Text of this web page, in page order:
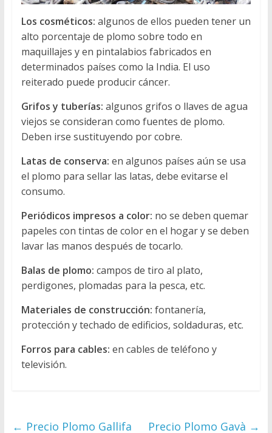
Los cosméticos: algunos de ellos pueden tener un
alto porcentaje de plomo sobre todo en
maquillajes y en pintalabios fabricados en
determinados países como la India. El uso
reiterado puede producir cáncer.
Grifos y tuberías: algunos grifos o llaves de agua
viejos se consideran como fuentes de plomo.
Deben irse sustituyendo por cobre.
Latas de conserva: en algunos países aún se usa
el plomo para sellar las latas, debe evitarse el
consumo.
Periódicos impresos a color: no se deben quemar
papeles con tintas de color en el hogar y se deben
lavar las manos después de tocarlo.
Balas de plomo: campos de tiro al plato,
perdigones, plomadas para la pesca, etc.
Materiales de construcción: fontanería,
protección y techado de edificios, soldaduras, etc.
Forros para cables: en cables de teléfono y
televisión.
← Precio Plomo Gallifa Precio Plomo Gavà →